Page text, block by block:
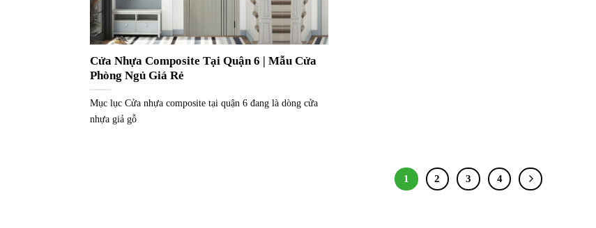
Cửa Nhựa Composite Tại Quận 6 | Mẫu Cửa
Phòng Ngủ Giá Rẻ
Mục lục Cửa nhựa composite tại quận 6 đang là dòng cửa
nhựa giả gỗ
1 2 3 4